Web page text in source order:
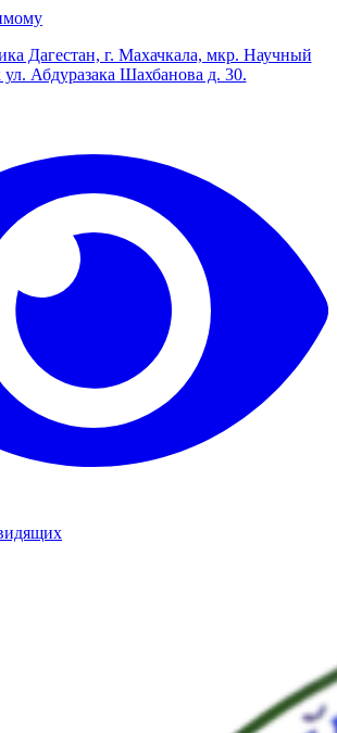
Дагестан, г. Махачкала, мкр. Научный
ул. Абдуразака Шахбанова д. 30.